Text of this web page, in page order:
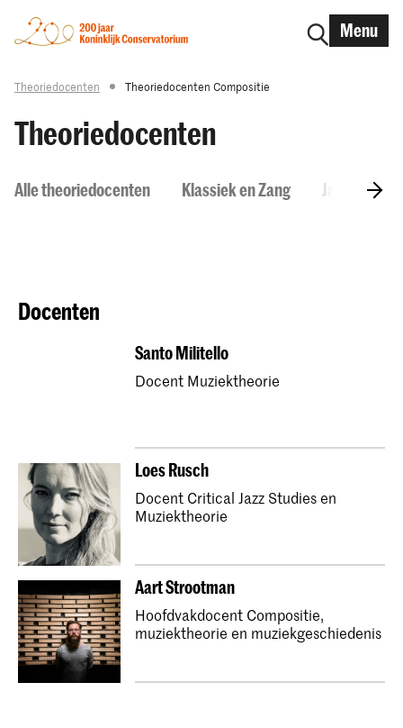
Menu
Theoriedocenten Theoriedocenten Compositie
Theoriedocenten
Alle theoriedocenten Klassiek en Zang Jazz
Docenten
Santo Militello
Docent Muziektheorie
Loes Rusch
Docent Critical Jazz Studies en
Muziektheorie
Aart Strootman
Hoofdvakdocent Compositie,
muziektheorie en muziekgeschiedenis